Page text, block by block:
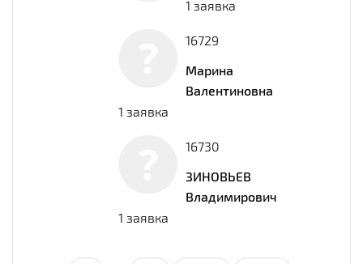
1 заявка
16729
Марина
Валентиновна
1 заявка
16730
ЗИНОВЬЕВ
Владимирович
1 заявка